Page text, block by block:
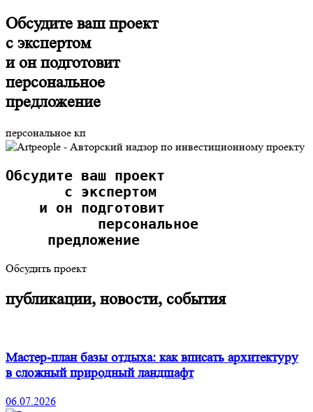
Обсудите ваш проект
с экспертом
и он подготовит
персональное
предложение
персональное кп
Обсудите ваш проект
       с экспертом
    и он подготовит
           персональное
     предложение
Обсудить проект
публикации, новости, события
Мастер-план базы отдыха: как вписать архитектуру
в сложный природный ландшафт
06.07.2026